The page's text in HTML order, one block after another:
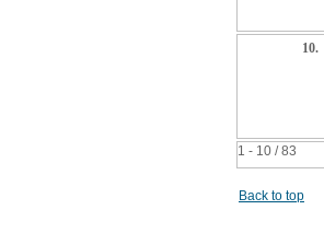
1 - 10 / 83
10.
Back to top